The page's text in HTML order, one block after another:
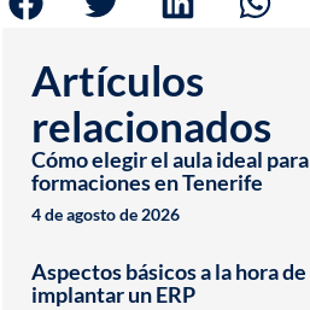
Artículos
relacionados
Cómo elegir el aula ideal para
formaciones en Tenerife
4 de agosto de 2026
Aspectos básicos a la hora de
implantar un ERP